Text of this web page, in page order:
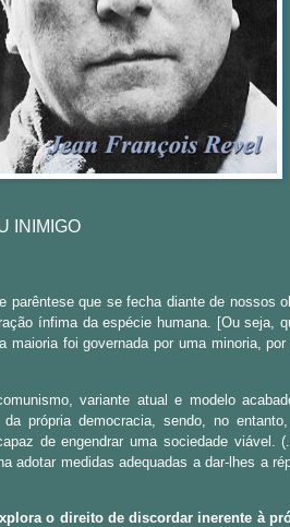
INIMIGO
parêntese que se fecha diante de nossos
ínfima da espécie humana. [Ou seja,
foi governada por uma minoria, por
variante atual e modelo
própria democracia, sendo, no
de engendrar uma sociedade viável.
adotar medidas adequadas a dar-lhes a
o direito de discordar inerente à